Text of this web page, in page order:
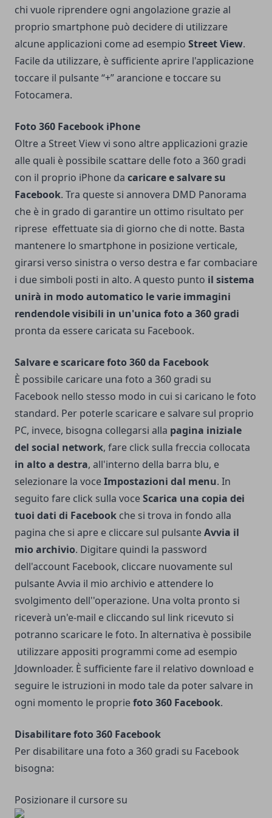
chi vuole riprendere ogni angolazione grazie al
proprio smartphone può decidere di utilizzare
alcune applicazioni come ad esempio Street View.
Facile da utilizzare, è sufficiente aprire l'applicazione
toccare il pulsante “+” arancione e toccare su
Fotocamera.
Foto 360 Facebook iPhone
Oltre a Street View vi sono altre applicazioni grazie
alle quali è possibile scattare delle foto a 360 gradi
con il proprio iPhone da caricare e salvare su
Facebook. Tra queste si annovera DMD Panorama
che è in grado di garantire un ottimo risultato per
riprese effettuate sia di giorno che di notte. Basta
mantenere lo smartphone in posizione verticale,
girarsi verso sinistra o verso destra e far combaciare
i due simboli posti in alto. A questo punto il sistema
unirà in modo automatico le varie immagini
rendendole visibili in un'unica foto a 360 gradi
pronta da essere caricata su Facebook.
Salvare e scaricare foto 360 da Facebook
È possibile caricare una foto a 360 gradi su
Facebook nello stesso modo in cui si caricano le foto
standard. Per poterle scaricare e salvare sul proprio
PC, invece, bisogna collegarsi alla pagina iniziale
del social network, fare click sulla freccia collocata
in alto a destra, all'interno della barra blu, e
selezionare la voceImpostazioni dal menu. In
seguito fare click sulla voceScarica una copia dei
tuoi dati di Facebook che si trova in fondo alla
pagina che si apre e cliccare sul pulsanteAvvia il
mio archivio. Digitare quindi la password
dell'account Facebook, cliccare nuovamente sul
pulsante Avvia il mio archivio e attendere lo
svolgimento dell''operazione. Una volta pronto si
riceverà un'e-mail e cliccando sul link ricevuto si
potranno scaricare le foto. In alternativa è possibile
utilizzare appositi programmi come ad esempio
Jdownloader. È sufficiente fare il relativo download e
seguire le istruzioni in modo tale da poter salvare in
ogni momento le propriefoto 360 Facebook.
Disabilitare foto 360 Facebook
Per disabilitare una foto a 360 gradi su Facebook
bisogna:
Posizionare il cursore su